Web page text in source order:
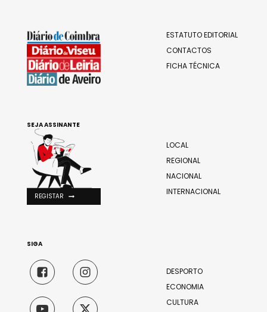
ESTATUTO EDITORIAL
CONTACTOS
FICHA TÉCNICA
LOCAL
REGIONAL
NACIONAL
INTERNACIONAL
DESPORTO
ECONOMIA
CULTURA
SEJA ASSINANTE
REGISTAR
SIGA